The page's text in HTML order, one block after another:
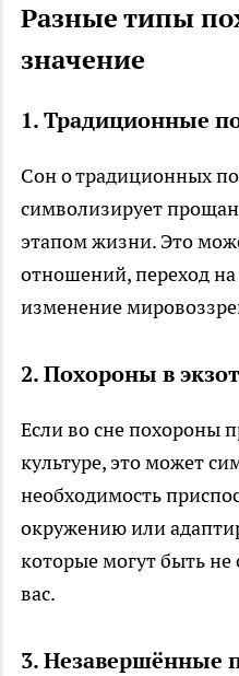
Разные типы
значение
1.Традиционные
Сон о традиционных
символизирует
этапом жизни. Это
отношений, переход
изменение
2.Похороны в
Если во сне похороны
культуре, это может
необходимость
окружению или
которые могут быть
вас.
3.Незавершённые